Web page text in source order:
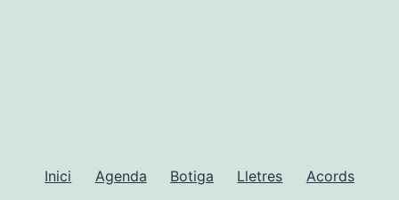
Inici Agenda Botiga Lletres Acords